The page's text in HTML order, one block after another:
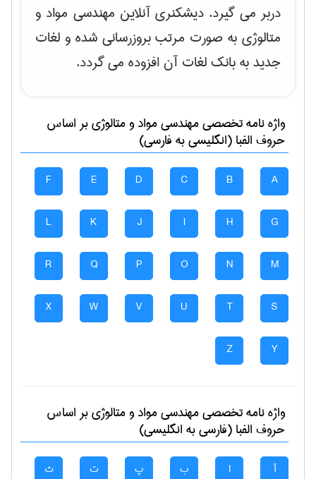
دربر می گیرد. دیشکنری آنلاین مهندسی مواد و
متالوژی به صورت مرتب بروزرسانی شده و لغات
جدید به بانک لغات آن افزوده می گردد.
واژه نامه تخصصیمهندسی مواد و متالوژیبر اساس
حروف الفبا (انگلیسی به فارسی)
A
B
C
D
E
F
G
H
I
J
K
L
M
N
O
P
Q
R
S
T
U
V
W
X
Y
Z
واژه نامه تخصصیمهندسی مواد و متالوژیبر اساس
حروف الفبا (فارسی به انگلیسی)
آ ا ب پ ت ث